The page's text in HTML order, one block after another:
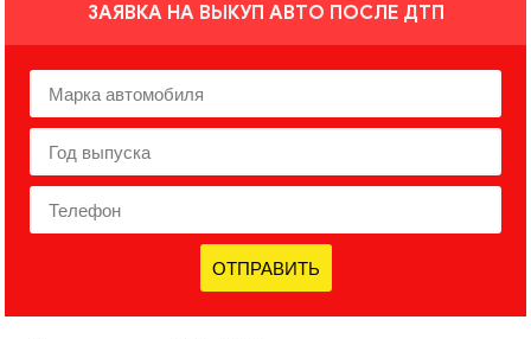
ЗАЯВКА НА ВЫКУП АВТО ПОСЛЕ ДТП
ОТПРАВИТЬ